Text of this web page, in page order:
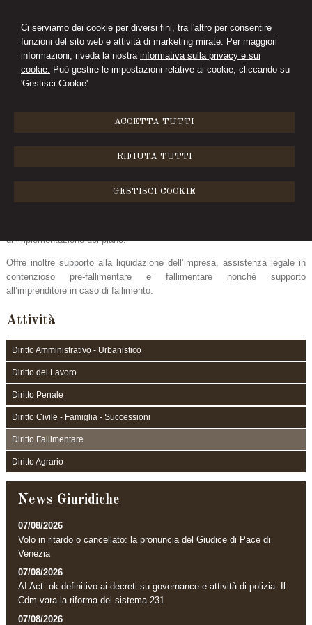
Ci serviamo dei cookie per diversi fini, tra l'altro per consentire
funzioni del sito web e attività di marketing mirate. Per maggiori
informazioni, riveda la nostra informativa sulla privacy e sui
cookie. Può gestire le impostazioni relative ai cookie, cliccando su
'Gestisci Cookie'
ACCETTA TUTTI
RIFIUTA TUTTI
GESTISCI COOKIE
CIMINI&FERRARI
STUDIO LEGALE
di implementazione del piano.
Offre inoltre supporto alla liquidazione dell’impresa, assistenza legale in
contenzioso pre-fallimentare e fallimentare nonchè supporto
all’imprenditore in caso di fallimento.
Attività
Diritto Amministrativo - Urbanistico
Diritto del Lavoro
Diritto Penale
Diritto Civile - Famiglia - Successioni
Diritto Fallimentare
Diritto Agrario
News Giuridiche
07/08/2026
Volo in ritardo o cancellato: la pronuncia del Giudice di Pace di
Venezia
07/08/2026
AI Act: ok definitivo ai decreti su governance e attività di polizia. Il
Cdm vara la riforma del sistema 231
07/08/2026